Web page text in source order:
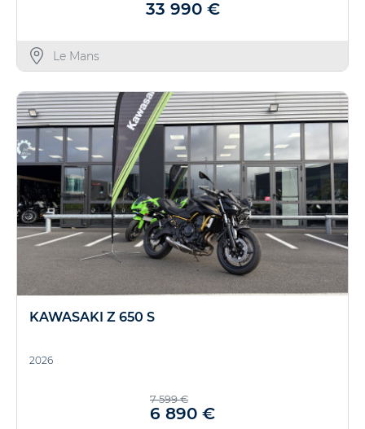
33 990 €
Le Mans
KAWASAKI Z 650 S
2026
7 599 €
6 890 €